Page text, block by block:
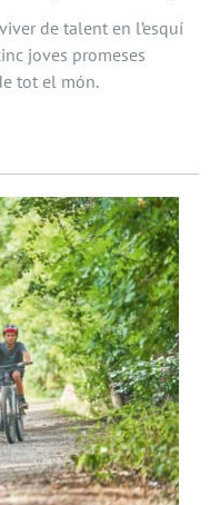
de talent en l’esquí
joves promeses
tot el món.